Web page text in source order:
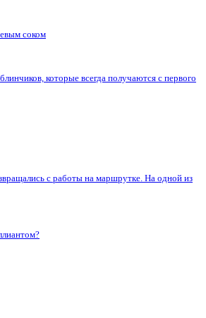
соком
которые всегда получаются с первого
с работы на маршрутке. На одной из